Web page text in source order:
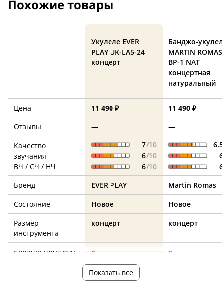
Похожие товары
Укулеле EVER
PLAY UK-LA5-24
концерт
Банджо-
MARTIN ROMAS
BP-1 NAT
концертная
натуральный
Цена 11 490 ₽
11 490 ₽
Отзывы
—
—
Качество
звучания
ВЧ / СЧ / НЧ
7/10
6/10
6/10
Бренд
EVER PLAY
Martin Romas
Состояние
Новое
Новое
Размер
инструмента
концерт концерт
Количество струн 4
4
—
Показать все